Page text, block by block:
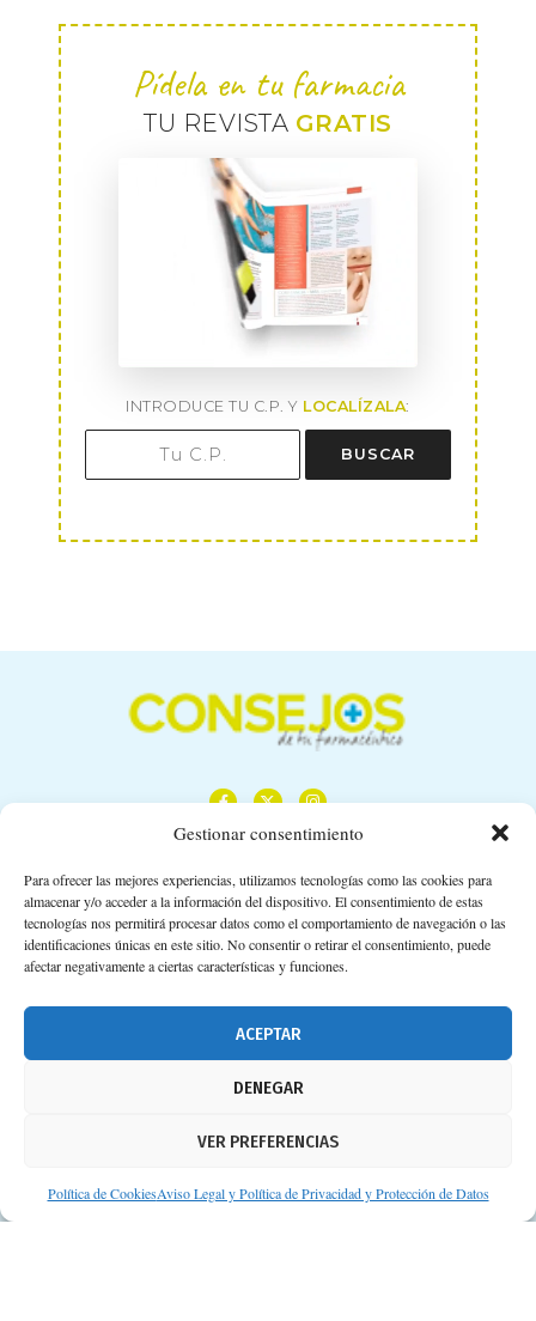
Gestionar consentimiento
Para ofrecer las mejores experiencias, utilizamos tecnologías como las cookies para
almacenar y/o acceder a la información del dispositivo. El consentimiento de estas
tecnologías nos permitirá procesar datos como el comportamiento de navegación o las
identificaciones únicas en este sitio. No consentir o retirar el consentimiento, puede
afectar negativamente a ciertas características y funciones.
ACEPTAR
DENEGAR
VER PREFERENCIAS
Política de CookiesAviso Legal y Política de Privacidad y Protección de Datos
Pídela en tu farmacia
TU REVISTA GRATIS
INTRODUCE TU C.P. Y LOCALÍZALA:
BUSCAR
Calle Camino de los Descubrimientos, 11,
Planta 3ª 41092 – Sevilla
674 02 62 03
Aviso legal
Protección de datos personales
Suscripción a Newsletter